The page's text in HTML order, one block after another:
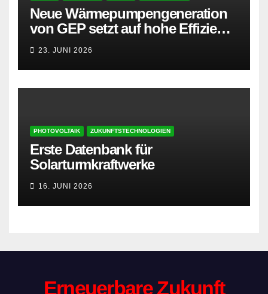
Neue Wärmepumpengeneration
von GEP setzt auf hohe Effizienz
und besonders leisen Betrieb
23. JUNI 2026
PHOTOVOLTAIK ZUKUNFTSTECHNOLOGIEN
Erste Datenbank für
Solarturmkraftwerke
16. JUNI 2026
Erneuerbare Zukunft